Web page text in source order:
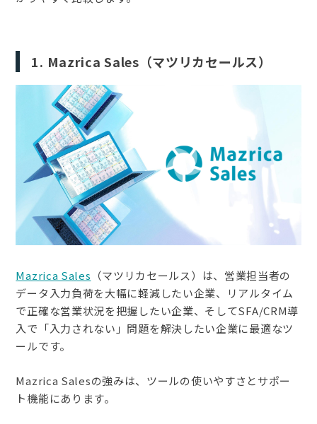
1. Mazrica Sales（マツリカセールス）
Mazrica Sales （マツリカセールス）は、営業担当者の
データ入力負荷を大幅に軽減したい企業、リアルタイム
で正確な営業状況を把握したい企業、そしてSFA/CRM導
入で「入力されない」問題を解決したい企業に最適なツ
ールです。
Mazrica Salesの強みは、ツールの使いやすさとサポー
ト機能にあります。